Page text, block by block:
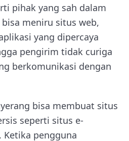
pihak yang sah dalam
meniru situs web,
yang dipercaya
pengirim tidak curiga
berkomunikasi dengan
bisa membuat situs
seperti situs e-
Ketika pengguna